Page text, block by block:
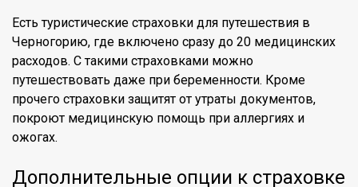
Есть туристические страховки для путешествия в
Черногорию, где включено сразу до 20 медицинских
расходов. С такими страховками можно
путешествовать даже при беременности. Кроме
прочего страховки защитят от утраты документов,
покроют медицинскую помощь при аллергиях и
ожогах.
Дополнительные опции к страховке